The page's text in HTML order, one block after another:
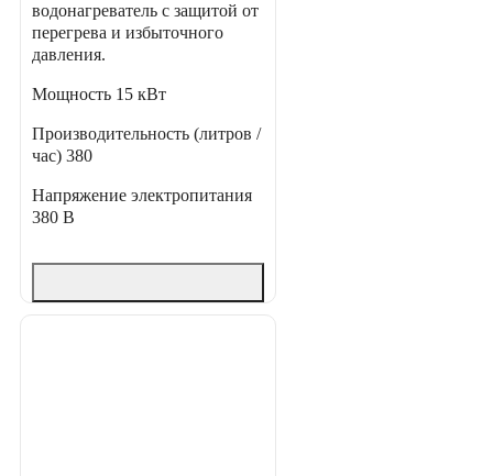
водонагреватель с защитой от
перегрева и избыточного
давления.
Мощность 15 кВт
Производительность (литров /
час) 380
Напряжение электропитания
380 В